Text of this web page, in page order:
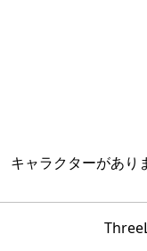
キャラクターがあり